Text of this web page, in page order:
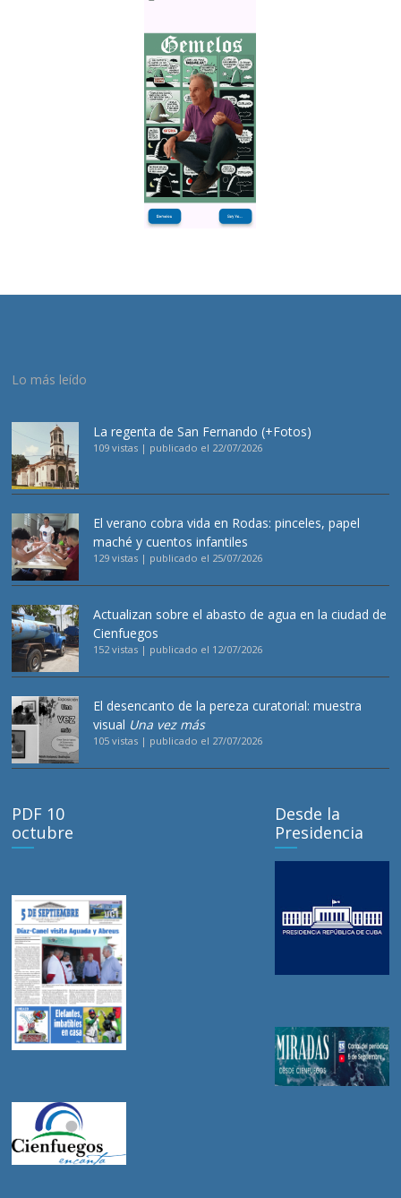
Lo más leído
La regenta de San Fernando (+Fotos)
109 vistas | publicado el 22/07/2026
El verano cobra vida en Rodas: pinceles, papel
maché y cuentos infantiles
129 vistas | publicado el 25/07/2026
Actualizan sobre el abasto de agua en la ciudad de
Cienfuegos
152 vistas | publicado el 12/07/2026
El desencanto de la pereza curatorial: muestra
visual Una vez más
105 vistas | publicado el 27/07/2026
PDF 10
octubre
Desde la
Presidencia